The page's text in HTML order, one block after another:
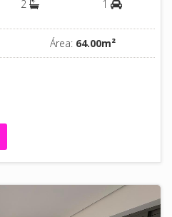
2 1
Área: 64.00m²